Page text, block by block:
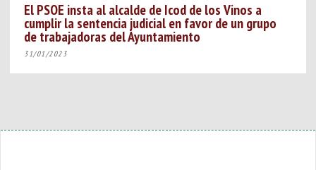
El PSOE insta al alcalde de Icod de los Vinos a
cumplir la sentencia judicial en favor de un grupo
de trabajadoras del Ayuntamiento
31/01/2023